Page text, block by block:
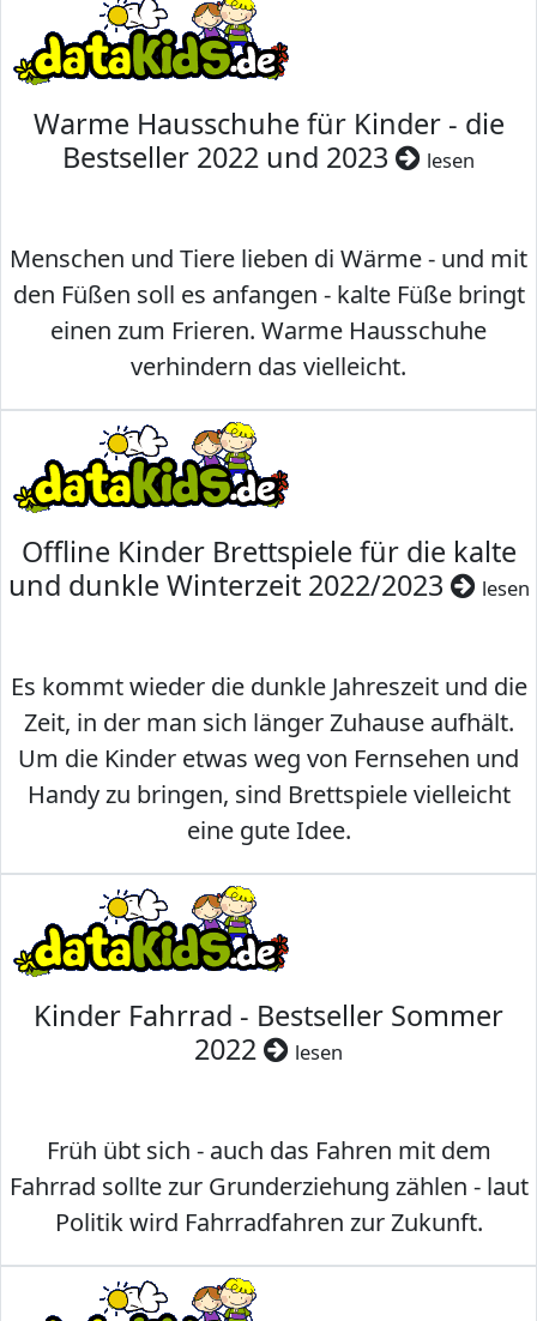
Warme Hausschuhe für Kinder - die
Bestseller 2022 und 2023
lesen
Menschen und Tiere lieben di Wärme - und mit
den Füßen soll es anfangen - kalte Füße bringt
einen zum Frieren. Warme Hausschuhe
verhindern das vielleicht.
Offline Kinder Brettspiele für die kalte
und dunkle Winterzeit 2022/2023
lesen
Es kommt wieder die dunkle Jahreszeit und die
Zeit, in der man sich länger Zuhause aufhält.
Um die Kinder etwas weg von Fernsehen und
Handy zu bringen, sind Brettspiele vielleicht
eine gute Idee.
Kinder Fahrrad - Bestseller Sommer
2022
lesen
Früh übt sich - auch das Fahren mit dem
Fahrrad sollte zur Grunderziehung zählen - laut
Politik wird Fahrradfahren zur Zukunft.